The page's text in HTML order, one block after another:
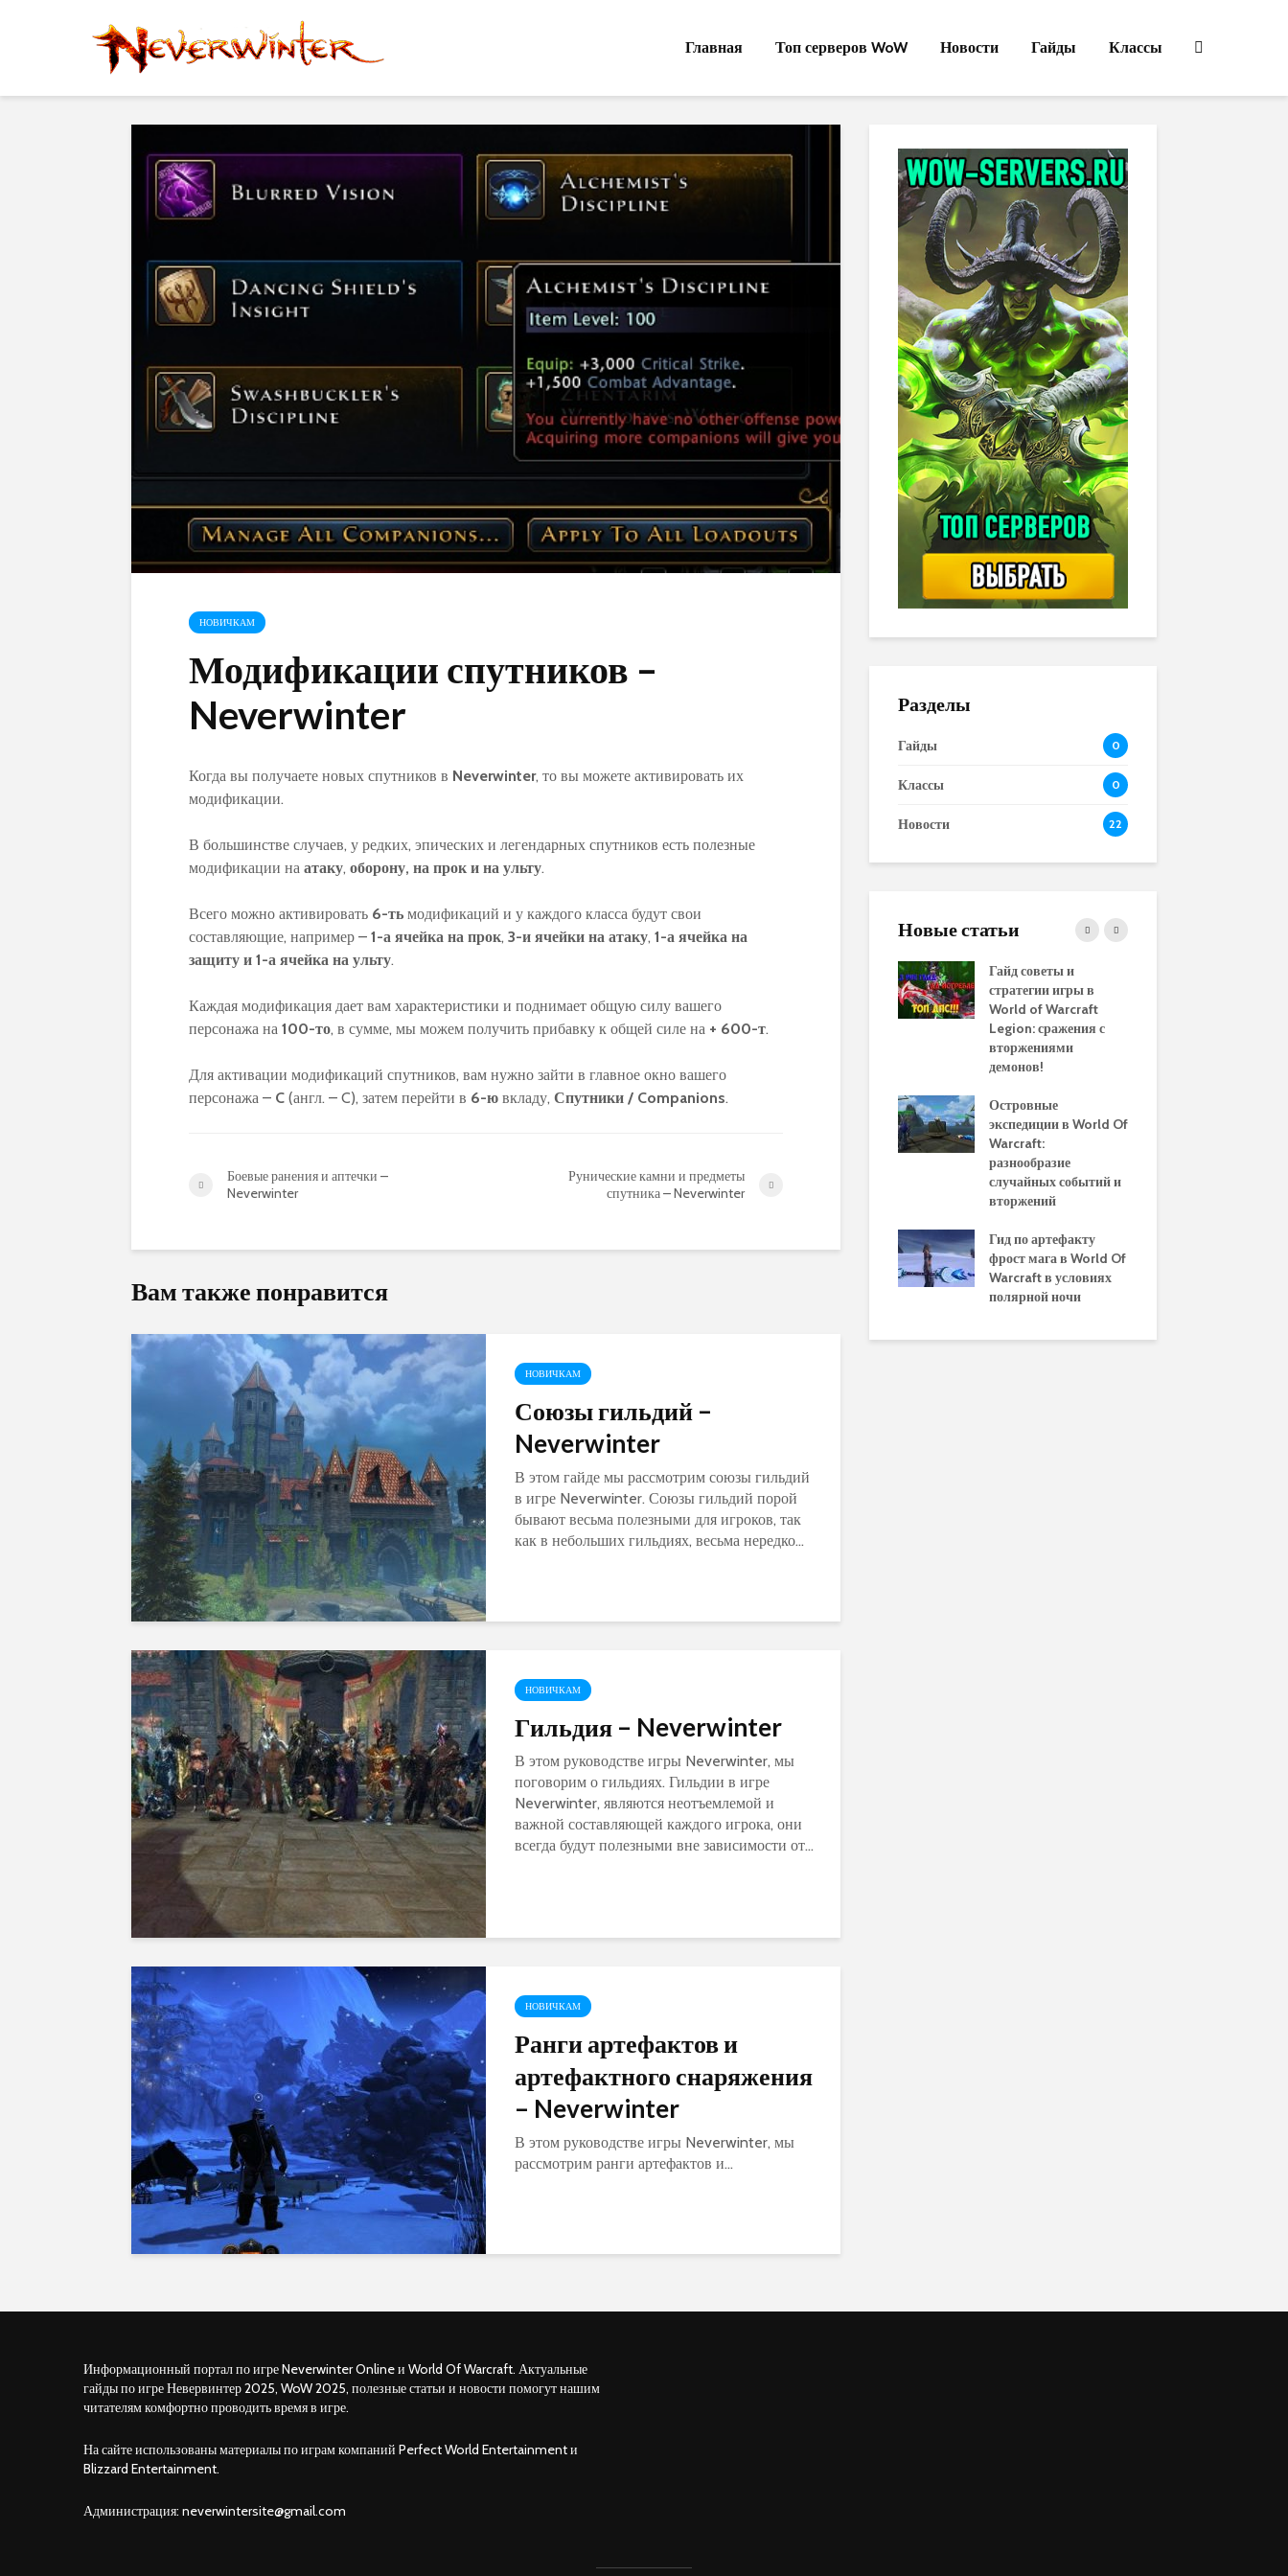
Главная Топ серверов WoW Новости Гайды Классы
НОВИЧКАМ
Модификации спутников –
Neverwinter
Когда вы получаете новых спутников в Neverwinter, то вы можете активировать их
модификации.
В большинстве случаев, у редких, эпических и легендарных спутников есть полезные
модификации на атаку, оборону, на прок и на ульту.
Всего можно активировать 6-ть модификаций и у каждого класса будут свои
составляющие, например – 1-а ячейка на прок, 3-и ячейки на атаку, 1-а ячейка на
защиту и 1-а ячейка на ульту.
Каждая модификация дает вам характеристики и поднимает общую силу вашего
персонажа на 100-то, в сумме, мы можем получить прибавку к общей силе на + 600-т.
Для активации модификаций спутников, вам нужно зайти в главное окно вашего
персонажа – C (англ. – C), затем перейти в 6-ю вкладу, Спутники / Companions.
Боевые ранения и аптечки –
Neverwinter
Рунические камни и предметы
спутника – Neverwinter
Вам также понравится
НОВИЧКАМ
Союзы гильдий –
Neverwinter
В этом гайде мы рассмотрим союзы гильдий
в игре Neverwinter. Союзы гильдий порой
бывают весьма полезными для игроков, так
как в небольших гильдиях, весьма нередко...
НОВИЧКАМ
Гильдия – Neverwinter
В этом руководстве игры Neverwinter, мы
поговорим о гильдиях. Гильдии в игре
Neverwinter, являются неотъемлемой и
важной составляющей каждого игрока, они
всегда будут полезными вне зависимости от...
НОВИЧКАМ
Ранги артефактов и
артефактного снаряжения
– Neverwinter
В этом руководстве игры Neverwinter, мы
рассмотрим ранги артефактов и...
Разделы
Гайды 0
Классы 0
Новости 22
Новые статьи
стратегии и тактики
руководство по
использованию
макросов для воина в
эффективности
Warlords of Draenor
рекомендации
Гайд советы и
стратегии игры в
World of Warcraft
Legion: сражения с
вторжениями
демонов!
Островные
экспедиции в World Of
Warcraft:
разнообразие
случайных событий и
вторжений
Гид по артефакту
фрост мага в World Of
Warcraft в условиях
полярной ночи
Информационный портал по игре Neverwinter Online и World Of Warcraft. Актуальные
гайды по игре Невервинтер 2025, WoW 2025, полезные статьи и новости помогут нашим
читателям комфортно проводить время в игре.
На сайте использованы материалы по играм компаний Perfect World Entertainment и
Blizzard Entertainment.
Администрация: neverwintersite@gmail.com